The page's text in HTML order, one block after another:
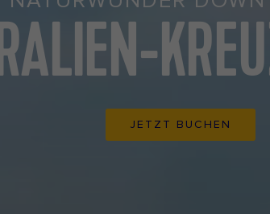
JETZT BUCHEN